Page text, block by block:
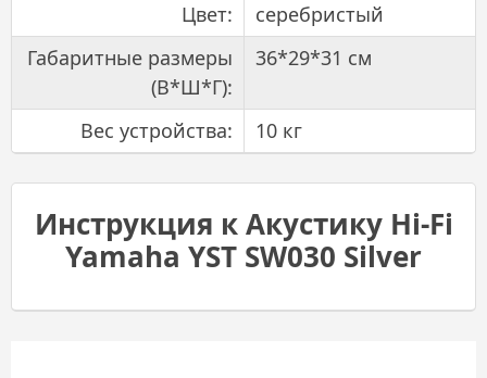
Цвет:
серебристый
Габаритные размеры
(В*Ш*Г):
36*29*31 см
Вес устройства: 10 кг
Инструкция к Акустику Hi-Fi
Yamaha YST SW030 Silver